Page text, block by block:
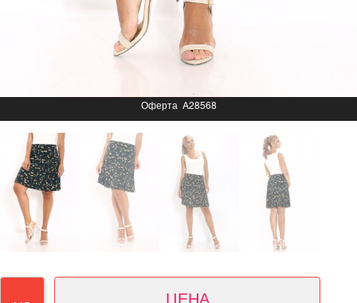
Оферта A28568
ЦЕНА